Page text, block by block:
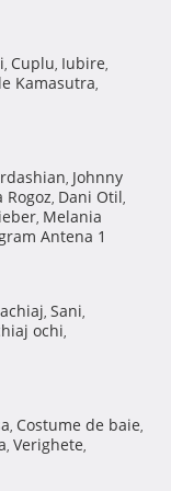
, Cuplu, Iubire,
Kamasutra,
, Johnny
Rogoz, Dani Otil,
, Melania
Antena 1
, Sani,
ochi,
, Costume de baie,
, Verighete,